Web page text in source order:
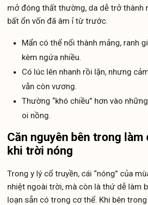
mở đóng thất thường, da dễ trở thành
bất ổn vốn đã âm ỉ từ trước.
Mẩn có thể nổi thành mảng, ranh
kèm ngứa nhiều.
Có lúc lên nhanh rồi lặn, nhưng
vẫn còn vương.
Thường “khó chiều” hơn vào
oi nồng.
Căn nguyên bên trong làm
khi trời nóng
Trong y lý cổ truyền, cái “nóng” của
nhiệt ngoài trời, mà còn là thứ dễ làm
loạn sẵn có trong cơ thể. Khi bên